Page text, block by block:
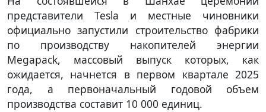
представители Tesla и местные чиновники
официально запустили строительство фабрики
по производству накопителей энергии
Megapack, массовый выпуск которых, как
ожидается, начнется в первом квартале 2025
года, а первоначальный годовой объем
производства составит 10 000 единиц.